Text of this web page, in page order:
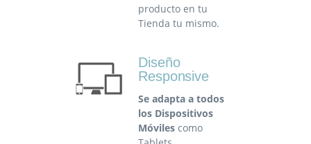
producto en tu
Tienda tu mismo.
Diseño
Responsive
Se adapta a todos
los Dispositivos
Móviles como